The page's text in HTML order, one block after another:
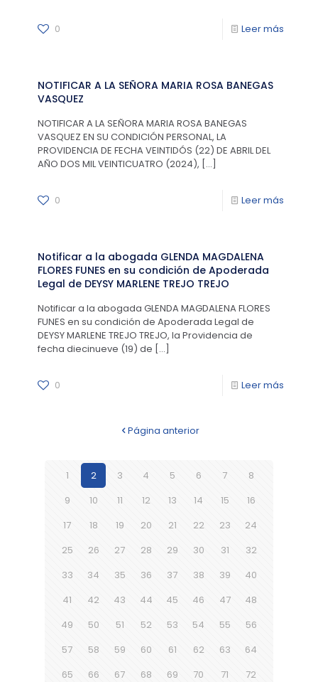
0 Leer más
NOTIFICAR A LA SEÑORA MARIA ROSA BANEGAS
VASQUEZ
NOTIFICAR A LA SEÑORA MARIA ROSA BANEGAS
VASQUEZ EN SU CONDICIÓN PERSONAL, LA
PROVIDENCIA DE FECHA VEINTIDÓS (22) DE ABRIL DEL
AÑO DOS MIL VEINTICUATRO (2024), […]
0 Leer más
Notificar a la abogada GLENDA MAGDALENA
FLORES FUNES en su condición de Apoderada
Legal de DEYSY MARLENE TREJO TREJO
Notificar a la abogada GLENDA MAGDALENA FLORES
FUNES en su condición de Apoderada Legal de
DEYSY MARLENE TREJO TREJO, la Providencia de
fecha diecinueve (19) de […]
0 Leer más
Página anterior
1 2 3 4 5 6 7
8
9
10 11 12 13 14 15
16
17
18 19 20 21 22 23
24
25
26 27 28 29 30 31
32
33
34 35 36 37 38 39
40
41
42 43 44 45 46 47
48
49
50 51 52 53 54 55
56
57
58 59 60 61 62 63
64
65
66 67 68 69 70 71
72